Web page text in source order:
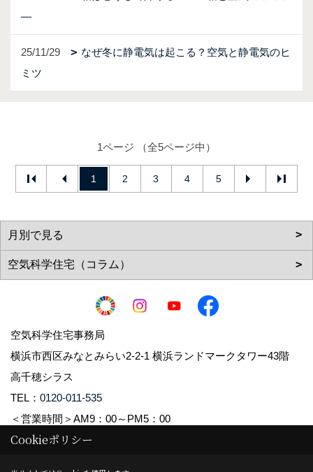
―
25/11/29
なぜ冬に静電気は起こる？空気と静電気のヒ
ミツ
1ページ （全5ページ中）
1 2 3 4 5
空気科学住宅事務局
横浜市西区みなとみらい2-2-1 横浜ランドマークタワー43階
高千穂シラス
TEL： 0120-011-535
＜営業時間＞AM9：00～PM5：00
Cookieポリシー